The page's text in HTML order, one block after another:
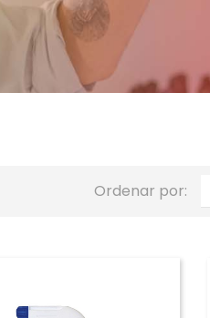
Ordenar por: